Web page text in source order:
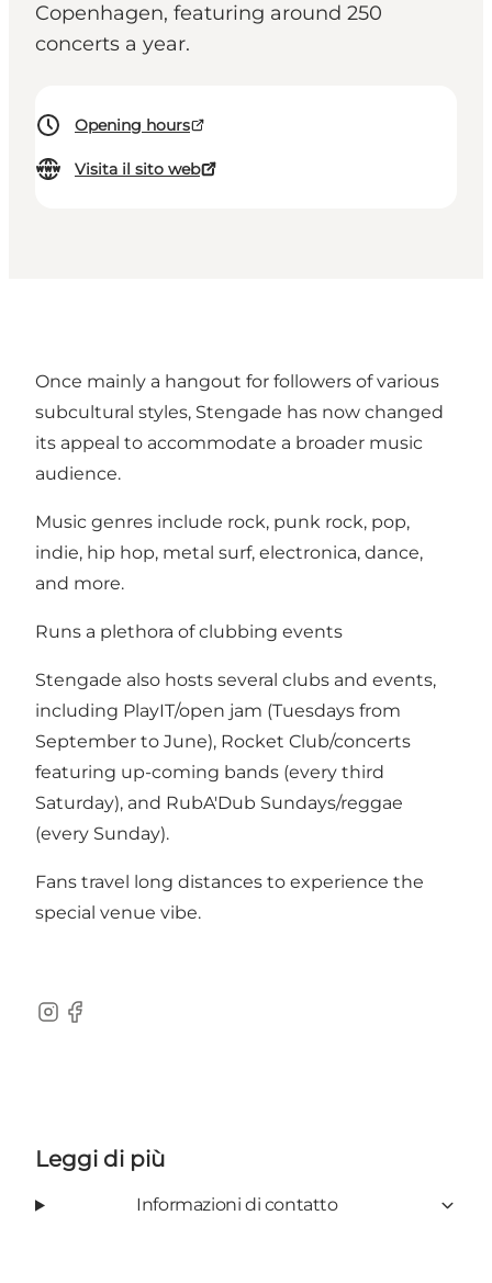
Copenhagen, featuring around 250
concerts a year.
Opening hours
Visita il sito web
Once mainly a hangout for followers of various
subcultural styles, Stengade has now changed
its appeal to accommodate a broader music
audience.
Music genres include rock, punk rock, pop,
indie, hip hop, metal surf, electronica, dance,
and more.
Runs a plethora of clubbing events
Stengade also hosts several clubs and events,
including PlayIT/open jam (Tuesdays from
September to June), Rocket Club/concerts
featuring up-coming bands (every third
Saturday), and RubA'Dub Sundays/reggae
(every Sunday).
Fans travel long distances to experience the
special venue vibe.
Instagram
Facebook
Leggi di più
Informazioni di contatto